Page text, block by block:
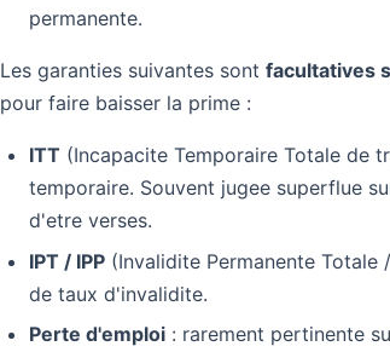
permanente.
Les garanties suivantes sont facultatives
pour faire baisser la prime :
ITT (Incapacite Temporaire Totale de
temporaire. Souvent jugee superflue
d'etre verses.
IPT / IPP (Invalidite Permanente
de taux d'invalidite.
Perte d'emploi : rarement pertinente